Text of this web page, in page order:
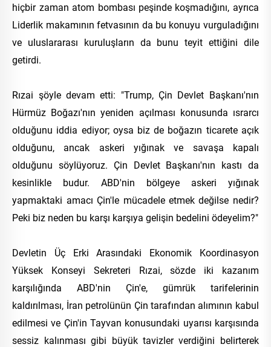
hiçbir zaman atom bombası peşinde koşmadığını, ayrıca
Liderlik makamının fetvasının da bu konuyu vurguladığını
ve uluslararası kuruluşların da bunu teyit ettiğini dile
getirdi.
Rızai şöyle devam etti: "Trump, Çin Devlet Başkanı'nın
Hürmüz Boğazı'nın yeniden açılması konusunda ısrarcı
olduğunu iddia ediyor; oysa biz de boğazın ticarete açık
olduğunu, ancak askeri yığınak ve savaşa kapalı
olduğunu söylüyoruz. Çin Devlet Başkanı'nın kastı da
kesinlikle budur. ABD'nin bölgeye askeri yığınak
yapmaktaki amacı Çin'le mücadele etmek değilse nedir?
Peki biz neden bu karşı karşıya gelişin bedelini ödeyelim?"
Devletin Üç Erki Arasındaki Ekonomik Koordinasyon
Yüksek Konseyi Sekreteri Rızai, sözde iki kazanım
karşılığında ABD'nin Çin'e, gümrük tarifelerinin
kaldırılması, İran petrolünün Çin tarafından alımının kabul
edilmesi ve Çin'in Tayvan konusundaki uyarısı karşısında
sessiz kalınması gibi büyük tavizler verdiğini belirterek